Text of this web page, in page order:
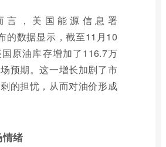
言，美国能源信息署
的数据显示，截至11月10
原油库存增加了116.7万
预期。这一增长加剧了市
的担忧，从而对油价形成
绪